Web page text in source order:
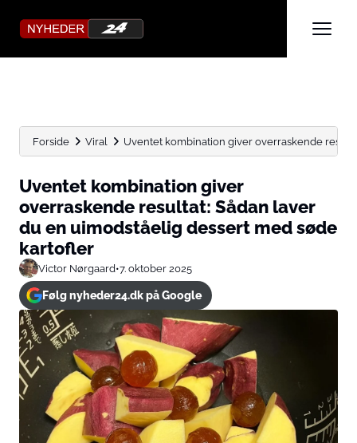
Forside Viral Uventet kombination giver overraskende
Uventet kombination giver
overraskende resultat: Sådan laver
du en uimodståelig dessert med søde
kartofler
Victor Nørgaard•7. oktober 2025
Følg nyheder24.dk på Google